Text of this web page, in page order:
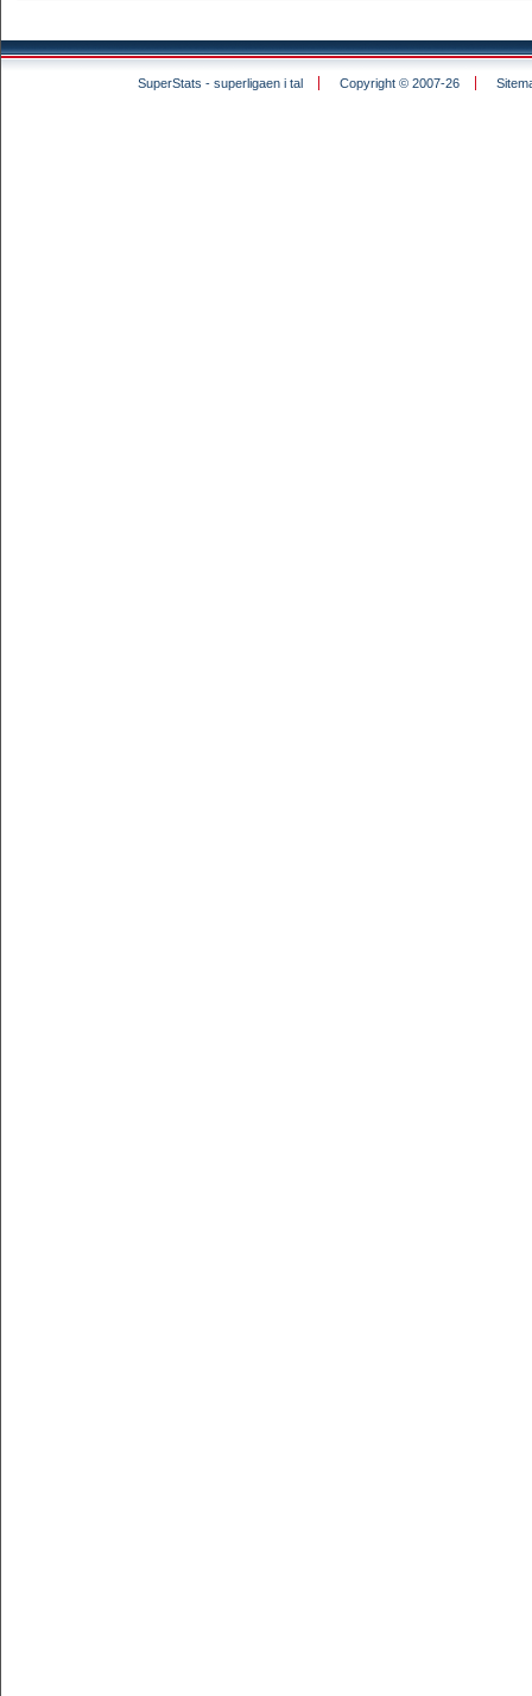
SuperStats - superligaen i tal Copyright © 2007-26